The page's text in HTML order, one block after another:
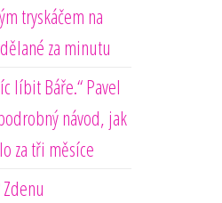
tryskáčem na
za minutu
líbit Báře.“ Pavel
návod, jak
za tři měsíce